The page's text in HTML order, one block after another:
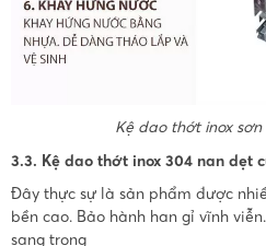
Kệ dao thớt inox
3.3. Kệ dao thớt inox 304 nan dẹt
Đây thực sự là sản phẩm được
bền cao. Bảo hành han gỉ vĩnh
sang trọng